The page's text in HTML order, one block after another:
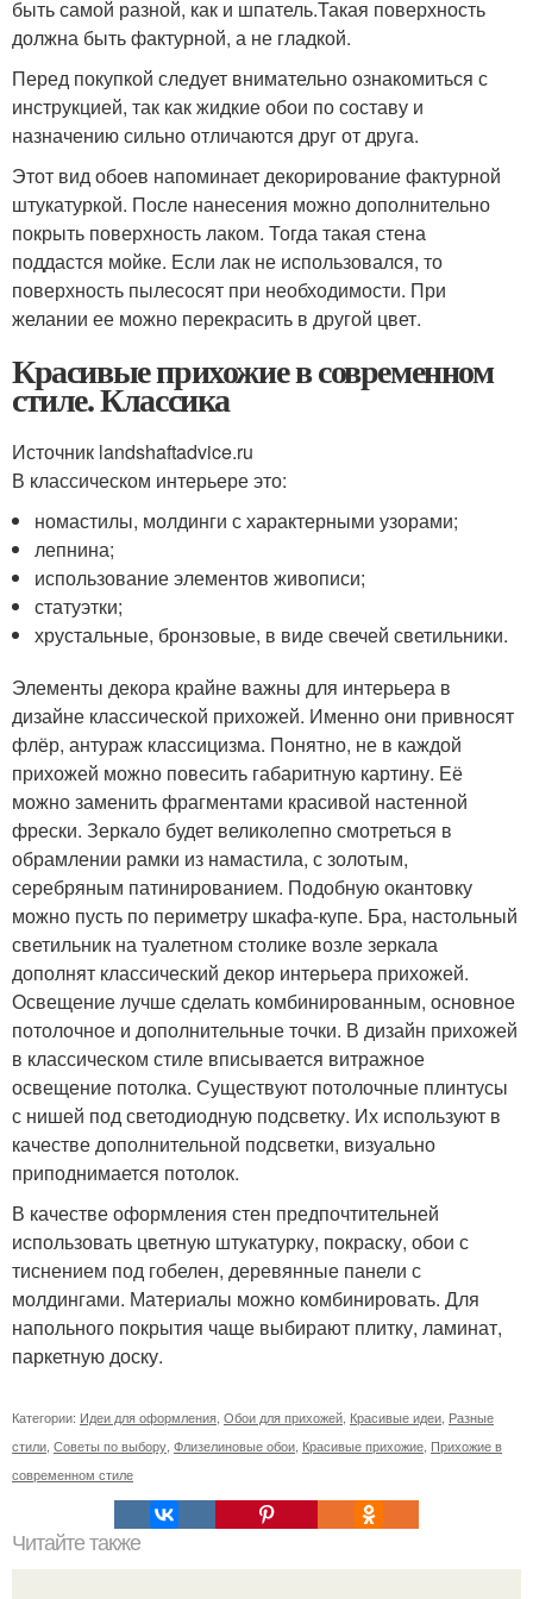
быть самой разной, как и шпатель.Такая поверхность
должна быть фактурной, а не гладкой.
Перед покупкой следует внимательно ознакомиться с
инструкцией, так как жидкие обои по составу и
назначению сильно отличаются друг от друга.
Этот вид обоев напоминает декорирование фактурной
штукатуркой. После нанесения можно дополнительно
покрыть поверхность лаком. Тогда такая стена
поддастся мойке. Если лак не использовался, то
поверхность пылесосят при необходимости. При
желании ее можно перекрасить в другой цвет.
Красивые прихожие в современном
стиле. Классика
Источник landshaftadvice.ru
В классическом интерьере это:
номастилы, молдинги с характерными узорами;
лепнина;
использование элементов живописи;
статуэтки;
хрустальные, бронзовые, в виде свечей светильники.
Элементы декора крайне важны для интерьера в
дизайне классической прихожей. Именно они привносят
флёр, антураж классицизма. Понятно, не в каждой
прихожей можно повесить габаритную картину. Её
можно заменить фрагментами красивой настенной
фрески. Зеркало будет великолепно смотреться в
обрамлении рамки из намастила, с золотым,
серебряным патинированием. Подобную окантовку
можно пусть по периметру шкафа-купе. Бра, настольный
светильник на туалетном столике возле зеркала
дополнят классический декор интерьера прихожей.
Освещение лучше сделать комбинированным, основное
потолочное и дополнительные точки. В дизайн прихожей
в классическом стиле вписывается витражное
освещение потолка. Существуют потолочные плинтусы
с нишей под светодиодную подсветку. Их используют в
качестве дополнительной подсветки, визуально
приподнимается потолок.
В качестве оформления стен предпочтительней
использовать цветную штукатурку, покраску, обои с
тиснением под гобелен, деревянные панели с
молдингами. Материалы можно комбинировать. Для
напольного покрытия чаще выбирают плитку, ламинат,
паркетную доску.
Категории: Идеи для оформления Обои для прихожей Красивые идеи Разные
стили Советы по выбору Флизелиновые обои Красивые прихожие Прихожие в
современном стиле
Читайте также